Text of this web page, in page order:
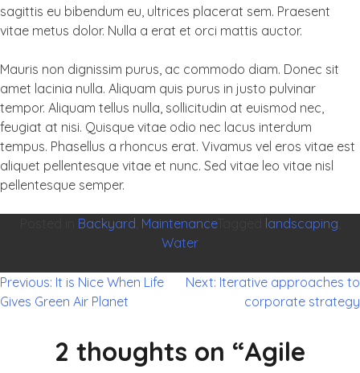
sagittis eu bibendum eu, ultrices placerat sem. Praesent
vitae metus dolor. Nulla a erat et orci mattis auctor.
Mauris non dignissim purus, ac commodo diam. Donec sit
amet lacinia nulla. Aliquam quis purus in justo pulvinar
tempor. Aliquam tellus nulla, sollicitudin at euismod nec,
feugiat at nisi. Quisque vitae odio nec lacus interdum
tempus. Phasellus a rhoncus erat. Vivamus vel eros vitae est
aliquet pellentesque vitae et nunc. Sed vitae leo vitae nisl
pellentesque semper.
Backyard MaintenanceTagged landscaping
Water
Navigation
Previous: It is Nice When Life
Gives Green Air Planet
Next: Iterative approaches to
corporate strategy
2 thoughts on “Agile